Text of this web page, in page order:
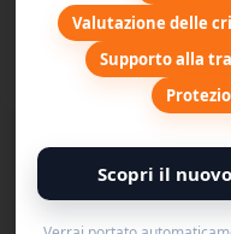
veicoli usati a
improvvisi
Valutazione delle
Supporto alla
Scopri il